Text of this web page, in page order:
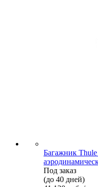
Багажник
Под заказ
(до 40 дней)